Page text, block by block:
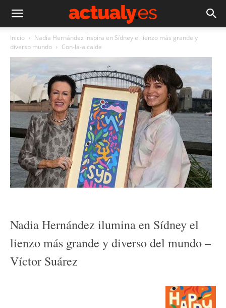
Inicio
Nadia Hernández inspira en Sídney el lienzo más grande y
diverso mundo
Con-la-alcalde
Nadia Hernández ilumina en Sídney el
lienzo más grande y diverso del mundo –
Víctor Suárez